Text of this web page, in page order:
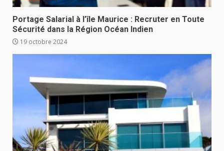
Portage Salarial à l’île Maurice : Recruter en Toute
Sécurité dans la Région Océan Indien
19 octobre 2024